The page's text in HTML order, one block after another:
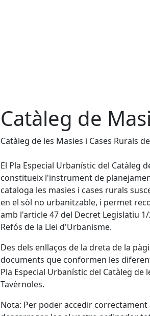
Catàleg de
Catàleg de les Masies i Cases Rurals
El Pla Especial Urbanístic del Catàleg
constitueix l'instrument de
cataloga les masies i cases rurals
en el sòl no urbanitzable, i permet
amb l'article 47 del Decret Legislatiu
Refós de la Llei d'Urbanisme.
Des dels enllaços de la dreta de la
documents que conformen les
Pla Especial Urbanístic del Catàleg de
Tavèrnoles.
Nota: Per poder accedir